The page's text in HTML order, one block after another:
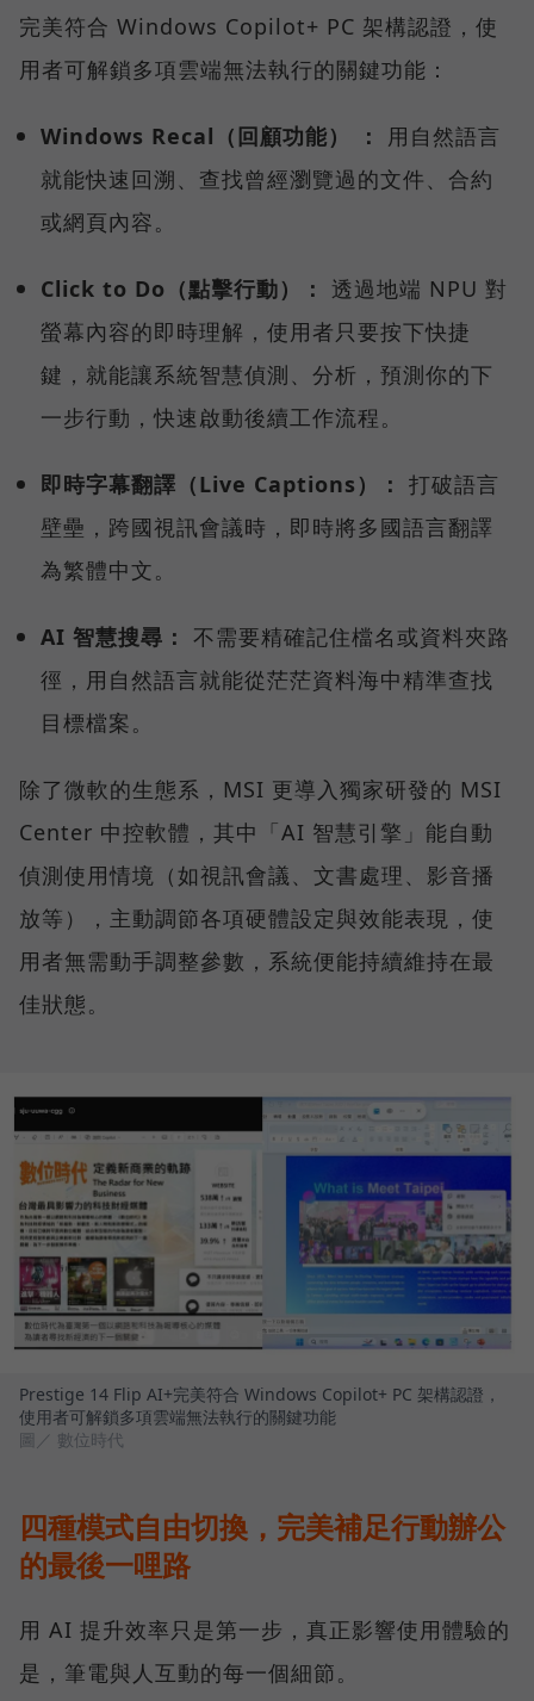
完美符合 Windows Copilot+ PC 架構認證，使
用者可解鎖多項雲端無法執行的關鍵功能：
Windows Recal（回顧功能） ：
用自然語言
就能快速回溯、查找曾經瀏覽過的文件、合約
或網頁內容。
Click to Do（點擊行動）： 透過地端 NPU 對
螢幕內容的即時理解，使用者只要按下快捷
鍵，就能讓系統智慧偵測、分析，預測你的下
一步行動，快速啟動後續工作流程。
即時字幕翻譯（Live Captions）： 打破語言
壁壘，跨國視訊會議時，即時將多國語言翻譯
為繁體中文。
AI 智慧搜尋： 不需要精確記住檔名或資料夾路
徑，用自然語言就能從茫茫資料海中精準查找
目標檔案。
除了微軟的生態系，MSI 更導入獨家研發的 MSI
Center 中控軟體，其中「AI 智慧引擎」能自動
偵測使用情境（如視訊會議、文書處理、影音播
放等），主動調節各項硬體設定與效能表現，使
用者無需動手調整參數，系統便能持續維持在最
佳狀態。
Prestige 14 Flip AI+完美符合 Windows Copilot+ PC 架構認證，
使用者可解鎖多項雲端無法執行的關鍵功能
圖／ 數位時代
四種模式自由切換，完美補足行動辦公
的最後一哩路
用 AI 提升效率只是第一步，真正影響使用體驗的
是，筆電與人互動的每一個細節。